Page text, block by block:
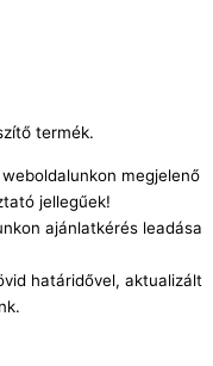
termék.
megjelenő
jellegűek!
ajánlatkérés leadása
határidővel, aktualizált